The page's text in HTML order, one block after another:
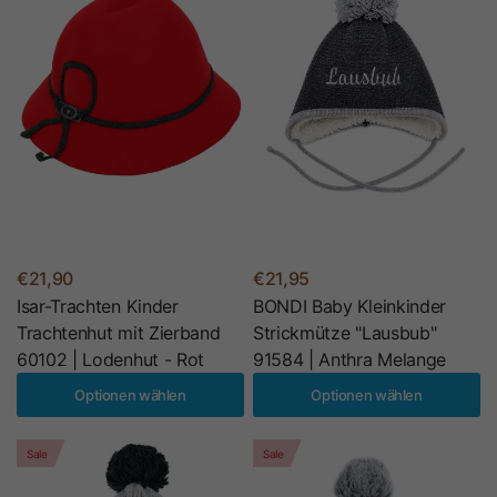
€21,90
Isar-Trachten Kinder
Trachtenhut mit Zierband
60102 | Lodenhut - Rot
Optionen wählen
€21,95
BONDI Baby Kleinkinder
Strickmütze "Lausbub"
91584 | Anthra Melange
Optionen wählen
Sale Sale